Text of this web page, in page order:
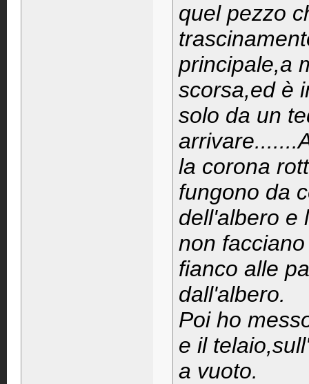
quel pezzo
principale,a
scorsa,ed è
solo da un
la corona
fungono da
dell'albero e
non
fianco alle
dall'albero.
Poi ho
e il
a vuoto.